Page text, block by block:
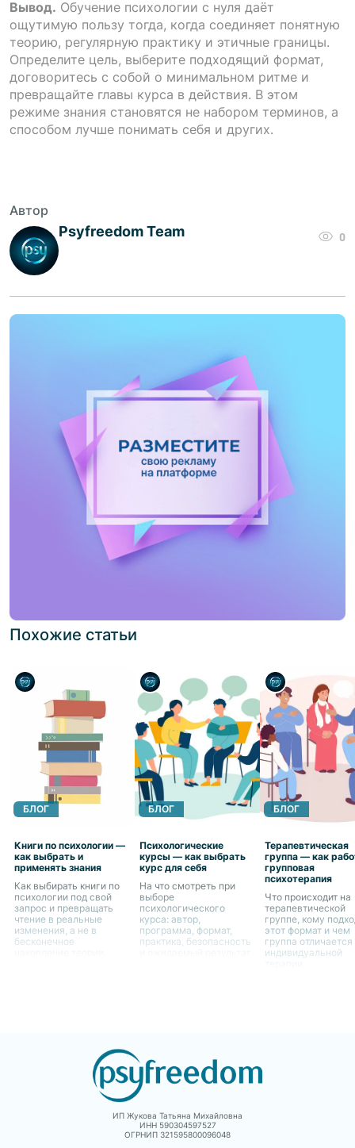
Вывод. Обучение психологии с нуля даёт
ощутимую пользу тогда, когда соединяет понятную
теорию, регулярную практику и этичные границы.
Определите цель, выберите подходящий формат,
договоритесь с собой о минимальном ритме и
превращайте главы курса в действия. В этом
режиме знания становятся не набором терминов, а
способом лучше понимать себя и других.
Автор
Psyfreedom Team 0
Похожие статьи
БЛОГ
Книги по психологии —
как выбрать и
применять знания
Как выбирать книги по
психологии под свой
запрос и превращать
чтение в реальные
изменения, а не в
бесконечное
БЛОГ
Психологические
курсы — как выбрать
курс для себя
На что смотреть при
выборе
психологического
курса: автор,
программа, формат,
практика, безопасность
БЛОГ
Терапевтическая
группа — как
групповая
психотерапия
Что происходит на
терапевтической
группе, кому
этот формат и чем
группа отличается
индивидуальной
ИП Жукова Татьяна Михайловна
ИНН 590304597527
ОГРНИП 321595800096048